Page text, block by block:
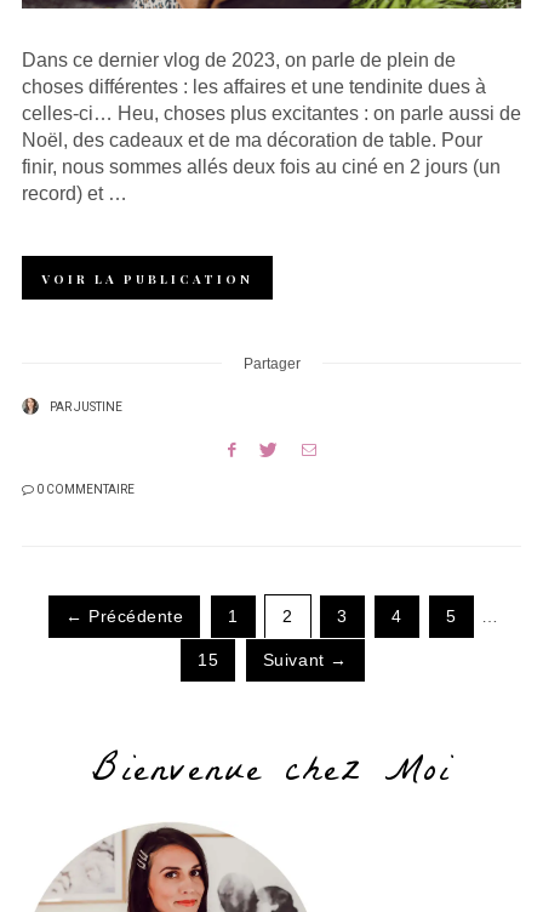
Dans ce dernier vlog de 2023, on parle de plein de
choses différentes : les affaires et une tendinite dues à
celles-ci… Heu, choses plus excitantes : on parle aussi de
Noël, des cadeaux et de ma décoration de table. Pour
finir, nous sommes allés deux fois au ciné en 2 jours (un
record) et …
VOIR LA PUBLICATION
Partager
PARJUSTINE
0 COMMENTAIRE
← Précédente 1 2 3 4 5 …
15 Suivant →
Bienvenue chez Moi